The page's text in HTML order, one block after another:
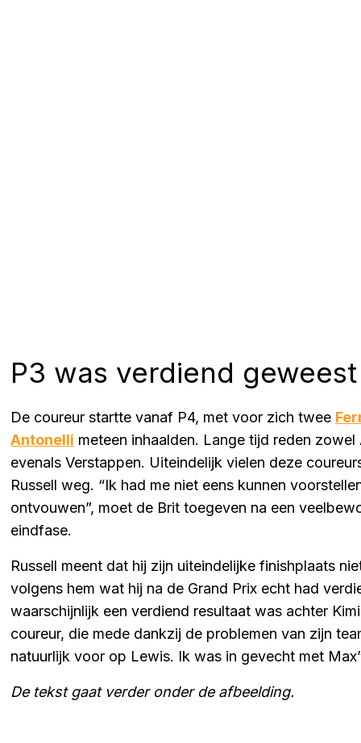
P3 was verdiend geweest
De coureur startte vanaf P4, met voor zich twee
Antonelli meteen inhaalden. Lange tijd reden
evenals Verstappen. Uiteindelijk vielen deze
Russell weg. “Ik had me niet eens kunnen
ontvouwen”, moet de Brit toegeven na een
eindfase.
Russell meent dat hij zijn uiteindelijke finishplaats
volgens hem wat hij na de Grand Prix echt had
waarschijnlijk een verdiend resultaat was achter
coureur, die mede dankzij de problemen van zijn
natuurlijk voor op Lewis. Ik was in gevecht met
De tekst gaat verder onder de afbeelding.